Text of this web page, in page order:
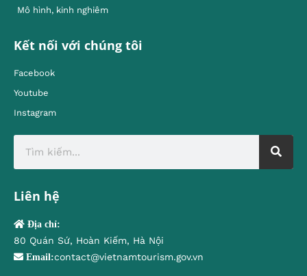
Mô hình, kinh nghiêm
Kết nối với chúng tôi
Facebook
Youtube
Instagram
Liên hệ
Địa chỉ:
80 Quán Sứ, Hoàn Kiếm, Hà Nội
Email:contact@vietnamtourism.gov.vn